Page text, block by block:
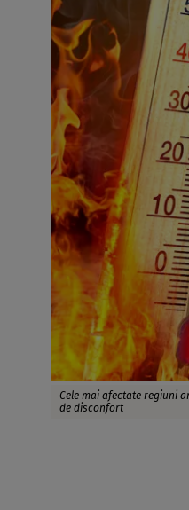
Cele mai afectate regiuni
de disconfort